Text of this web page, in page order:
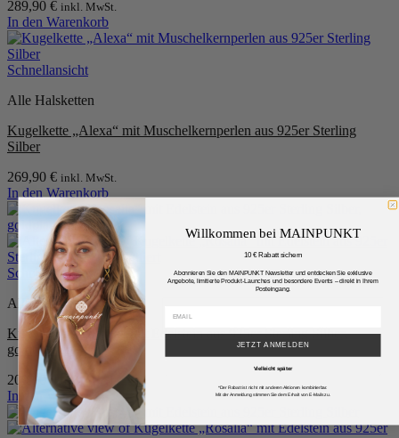
289,90 € inkl. MwSt.
In den Warenkorb
Schnellansicht
Alle Halsketten
Kugelkette „Alexa“ mit Muschelkernperlen aus 925er Sterling
Silber
269,90 € inkl. MwSt.
In den Warenkorb
Schnellansicht
Alle Halsketten
Kugelkette „Rosalia“ mit Edelstein aus 925er Sterling Silber,
goldplattiert
209,90€ inkl. MwSt.
In den Warenkorb
Willkommen bei MAINPUNKT
10 € Rabatt sichern
Abonnieren Sie den MAINPUNKT Newsletter und entdecken Sie exklusive
Angebote, limitierte Produkt-Launches und besondere Events – direkt in Ihrem
Posteingang.
JETZT ANMELDEN
Vielleicht später
*Der Rabatt ist nicht mit anderen Aktionen kombinierbar.
Mit der Anmeldung stimmen Sie dem Erhalt von E-Mails zu.